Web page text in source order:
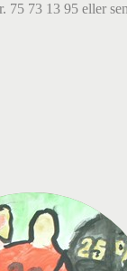
75 73 13 95 eller